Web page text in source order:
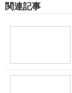
関連記事